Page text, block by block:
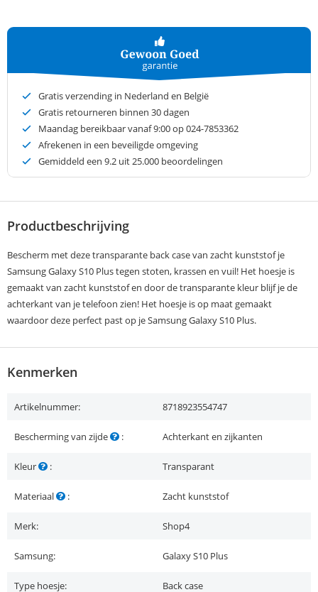
Gratis verzending in Nederland en België
Gratis retourneren binnen 30 dagen
Maandag bereikbaar vanaf 9:00 op 024-7853362
Afrekenen in een beveiligde omgeving
Gemiddeld een 9.2 uit 25.000 beoordelingen
Productbeschrijving
Bescherm met deze transparante back case van zacht kunststof je
Samsung Galaxy S10 Plus tegen stoten, krassen en vuil! Het hoesje is
gemaakt van zacht kunststof en door de transparante kleur blijf je de
achterkant van je telefoon zien! Het hoesje is op maat gemaakt
waardoor deze perfect past op je Samsung Galaxy S10 Plus.
Kenmerken
Artikelnummer: 8718923554747
Bescherming van zijde : Achterkant en zijkanten
Kleur : Transparant
Materiaal : Zacht kunststof
Merk: Shop4
Samsung: Galaxy S10 Plus
Type hoesje: Back case